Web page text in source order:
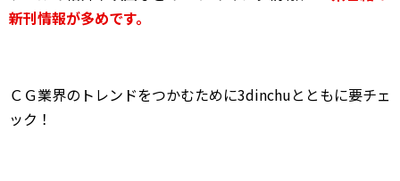
新刊情報が多めです。
ＣＧ業界のトレンドをつかむために3dinchuとともに要チェ
ック！